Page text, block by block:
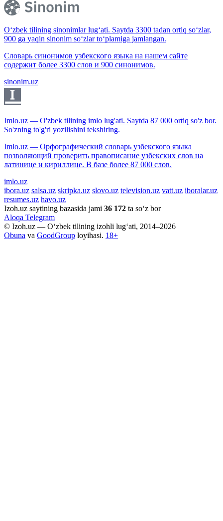
O‘zbek tilining sinonimlar lug‘ati. Saytda 3300 tadan ortiq so‘zlar,
900 ga yaqin sinonim so‘zlar to‘plamiga jamlangan.
Словарь синонимов узбекского языка на нашем сайте
содержит более 3300 слов и 900 синонимов.
sinonim.uz
Imlo.uz — O'zbek tilining imlo lug'ati. Saytda 87 000 ortiq so'z bor.
So'zning to'g'ri yozilishini tekshiring.
Imlo.uz — Орфографический словарь узбекского языка
позволяющий проверить правописание узбекских слов на
латинице и кириллице. В базе более 87 000 слов.
imlo.uz
ibora.uz salsa.uz skripka.uz slovo.uz television.uz vatt.uz iboralar.uz
resumes.uz havo.uz
Izoh.uz saytining bazasida jami 36 172 ta so‘z bor
Aloqa Telegram
© Izoh.uz — O‘zbek tilining izohli lug‘ati, 2014–2026
Obuna va GoodGroup loyihasi. 18+